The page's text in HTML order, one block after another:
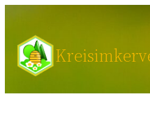
springen